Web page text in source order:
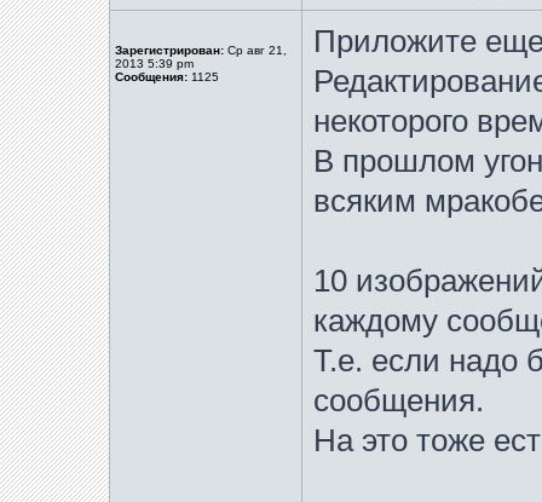
Зарегистрирован: Ср авг 21,
2013 5:39 pm
Сообщения: 1125
Приложите
некоторого
В прошлом
всяким
10
каждому
Т.е. если надо
сообщения.
На это тоже